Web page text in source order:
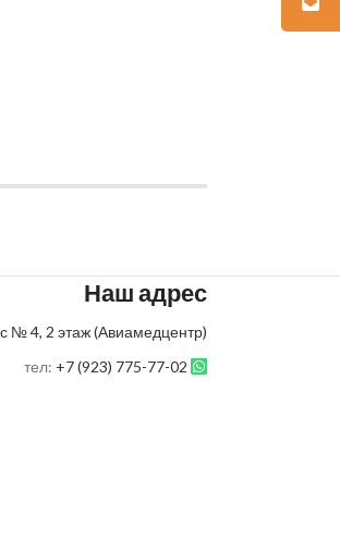
Наш адрес
№ 4, 2 этаж (Авиамедцентр)
тел: +7 (923) 775-77-02